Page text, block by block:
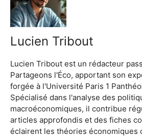
Lucien Tribout
Lucien Tribout est un rédacteur
Partageons l'Éco, apportant son
forgée à l'Université Paris 1
Spécialisé dans l'analyse des
macroéconomiques, il contribue
articles approfondis et des fiches
éclairent les théories économiques